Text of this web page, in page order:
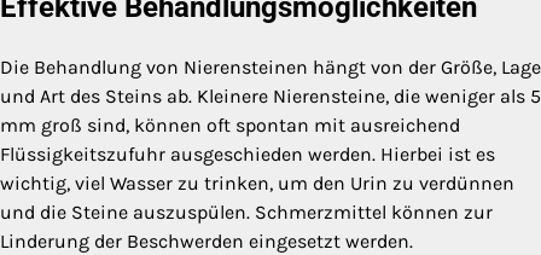
Effektive Behandlungsmöglichkeiten
Die Behandlung von Nierensteinen hängt von der Größe, Lage
und Art des Steins ab. Kleinere Nierensteine, die weniger als 5
mm groß sind, können oft spontan mit ausreichend
Flüssigkeitszufuhr ausgeschieden werden. Hierbei ist es
wichtig, viel Wasser zu trinken, um den Urin zu verdünnen
und die Steine auszuspülen. Schmerzmittel können zur
Linderung der Beschwerden eingesetzt werden.